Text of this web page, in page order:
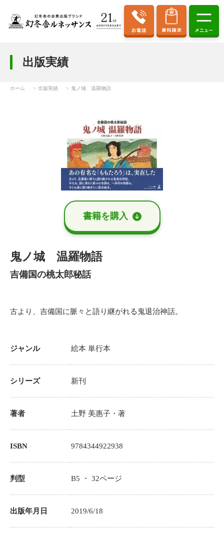
出版実績
ホーム 出版実績 鬼ノ城 温羅物語
書籍を購⼊
鬼ノ城 温羅物語
吉備国の桃太郎秘話
古より、吉備国に脈々と語り継がれる鬼退治神話。
ジャンル 絵本 単行本
シリーズ 新刊
著者 土野 美惠子 ・著
ISBN 9784344922938
判型 B5 ・32ページ
出版年月日 2019/6/18